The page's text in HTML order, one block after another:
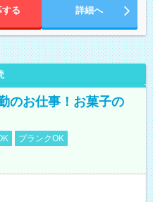
する 詳細へ
のお仕事！お菓子の
ブランクOK